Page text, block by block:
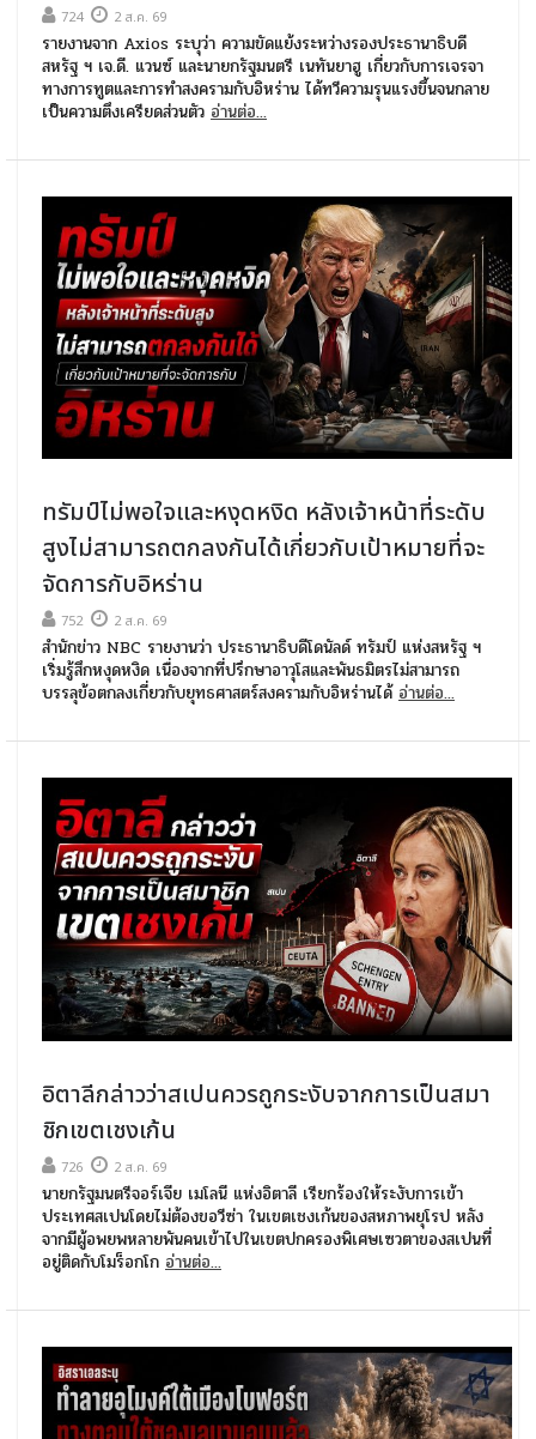
724 2 ส.ค. 69
รายงานจาก Axios ระบุว่า ความขัดแย้งระหว่างรองประธานาธิบดี
สหรัฐ ฯ เจ.ดี. แวนซ์ และนายกรัฐมนตรี เนทันยาฮู เกี่ยวกับการเจรจา
ทางการทูตและการทำสงครามกับอิหร่าน ได้ทวีความรุนแรงขึ้นจนกลาย
เป็นความตึงเครียดส่วนตัว อ่านต่อ...
ทรัมป์ไม่พอใจและหงุดหงิด หลังเจ้าหน้าที่ระดับ
สูงไม่สามารถตกลงกันได้เกี่ยวกับเป้าหมายที่จะ
จัดการกับอิหร่าน
752 2 ส.ค. 69
สำนักข่าว NBC รายงานว่า ประธานาธิบดีโดนัลด์ ทรัมป์ แห่งสหรัฐ ฯ
เริ่มรู้สึกหงุดหงิด เนื่องจากที่ปรึกษาอาวุโสและพันธมิตรไม่สามารถ
บรรลุข้อตกลงเกี่ยวกับยุทธศาสตร์สงครามกับอิหร่านได้อ่านต่อ...
อิตาลีกล่าวว่าสเปนควรถูกระงับจากการเป็นสมา
ชิกเขตเชงเก้น
726 2 ส.ค. 69
นายกรัฐมนตรีจอร์เจีย เมโลนี แห่งอิตาลี เรียกร้องให้ระงับการเข้า
ประเทศสเปนโดยไม่ต้องขอวีซ่า ในเขตเชงเก้นของสหภาพยุโรป หลัง
จากมีผู้อพยพหลายพันคนเข้าไปในเขตปกครองพิเศษเซวตาของสเปนที่
อยู่ติดกับโมร็อกโก อ่านต่อ...